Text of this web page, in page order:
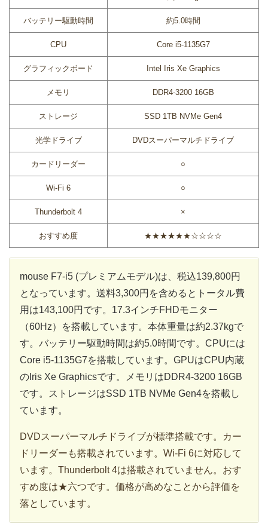
バッテリー駆動時間 約5.0時間
CPU Core i5-1135G7
グラフィックボード Intel Iris Xe Graphics
メモリ DDR4-3200 16GB
ストレージ SSD 1TB NVMe Gen4
光学ドライブ DVDスーパーマルチドライブ
カードリーダー ○
Wi-Fi 6 ○
Thunderbolt 4 ×
おすすめ度 ★★★★★★☆☆☆☆
mouse F7-i5 (プレミアムモデル)は、税込139,800円
となっています。送料3,300円を含めるとトータル費
用は143,100円です。17.3インチFHDモニター
（60Hz）を搭載しています。本体重量は約2.37kgで
す。バッテリー駆動時間は約5.0時間です。CPUには
Core i5-1135G7を搭載しています。GPUはCPU内蔵
のIris Xe Graphicsです。メモリはDDR4-3200 16GB
です。ストレージはSSD 1TB NVMe Gen4を搭載し
ています。
DVDスーパーマルチドライブが標準搭載です。カー
ドリーダーも搭載されています。Wi-Fi 6に対応して
います。Thunderbolt 4は搭載されていません。おす
すめ度は★六つです。価格が高めなことから評価を
落としています。